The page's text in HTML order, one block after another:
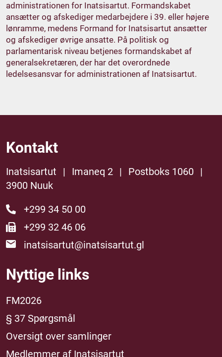
administrationen for Inatsisartut. Formandskabet
ansætter og afskediger medarbejdere i 39. eller højere
lønramme, medens Formand for Inatsisartut ansætter
og afskediger øvrige ansatte. På politisk og
parlamentarisk niveau betjenes formandskabet af
generalsekretæren, der har det overordnede
ledelsesansvar for administrationen af Inatsisartut.
Kontakt
Inatsisartut | Imaneq 2 | Postboks 1060
|
3900 Nuuk
+299 34 50 00
+299 32 46 06
inatsisartut@inatsisartut.gl
Nyttige links
FM2026
§ 37 Spørgsmål
Oversigt over samlinger
Medlemmer af Inatsisartut